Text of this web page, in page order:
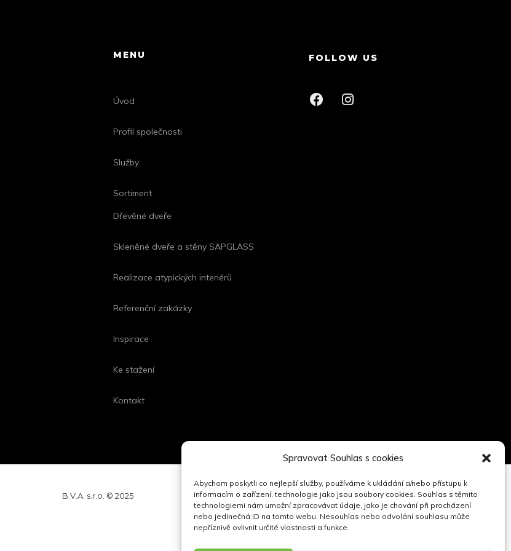
Spravovat Souhlas s cookies
Abychom poskytli co nejlepší služby, používáme k ukládání a/nebo přístupu k
informacím o zařízení, technologie jako jsou soubory cookies. Souhlas s těmito
technologiemi nám umožní zpracovávat údaje, jako je chování při procházení
nebo jedinečná ID na tomto webu. Nesouhlas nebo odvolání souhlasu může
nepříznivě ovlivnit určité vlastnosti a funkce.
MENU
Úvod
Profil společnosti
Služby
Sortiment
Dřevěné dveře
Skleněné dveře a stěny SAPGLASS
Realizace atypických interiérů
Referenční zakázky
Inspirace
Ke stažení
Kontakt
FOLLOW US
B.V.A. s.r.o. © 2025